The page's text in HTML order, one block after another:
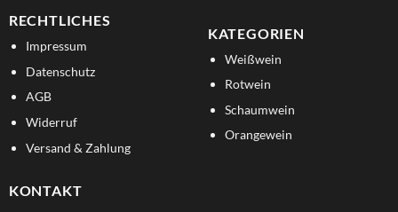
RECHTLICHES
Impressum
Datenschutz
AGB
Widerruf
Versand & Zahlung
KATEGORIEN
Weißwein
Rotwein
Schaumwein
Orangewein
KONTAKT